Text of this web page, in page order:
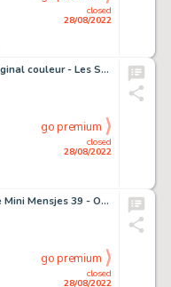
closed
28/08/2022
Kas / Graza - Dessin original couleur - Les Sans-Visages - (2019)
closed
28/08/2022
go premium
Les petits hommes / De Mini Mensjes 39 - Originele pagina - Les fourmicrabes / De Mierkrabben - (2001)
closed
28/08/2022
go premium